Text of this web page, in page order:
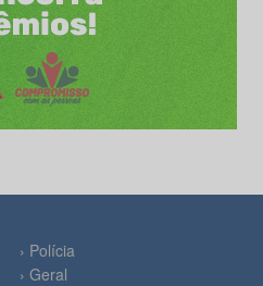
› Polícia
› Geral